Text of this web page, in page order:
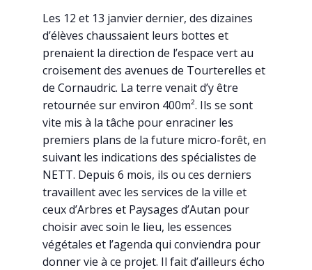
Les 12 et 13 janvier dernier, des dizaines
d’élèves chaussaient leurs bottes et
prenaient la direction de l’espace vert au
croisement des avenues de Tourterelles et
de Cornaudric. La terre venait d’y être
retournée sur environ 400m². Ils se sont
vite mis à la tâche pour enraciner les
premiers plans de la future micro-forêt, en
suivant les indications des spécialistes de
NETT. Depuis 6 mois, ils ou ces derniers
travaillent avec les services de la ville et
ceux d’Arbres et Paysages d’Autan pour
choisir avec soin le lieu, les essences
végétales et l’agenda qui conviendra pour
donner vie à ce projet. Il fait d’ailleurs écho